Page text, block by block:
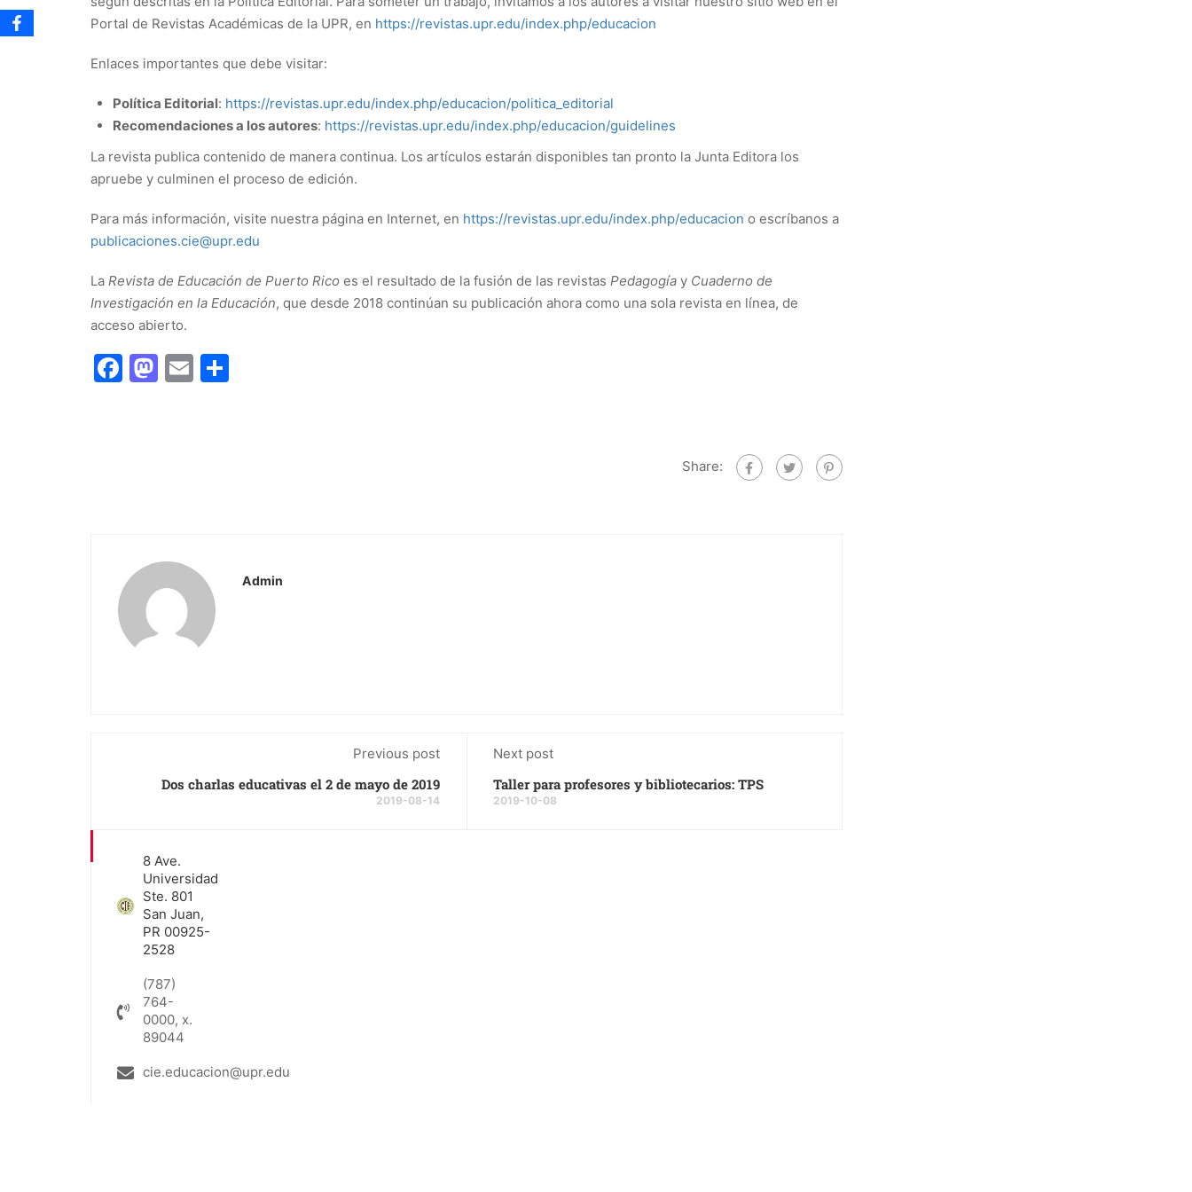
Portal de Revistas Académicas de la UPR, en https://revistas.upr.edu/index.php/educacion
Enlaces importantes que debe visitar:
Política Editorial: https://revistas.upr.edu/index.php/educacion/politica_editorial
Recomendaciones a los autores: https://revistas.upr.edu/index.php/educacion/guidelines
La revista publica contenido de manera continua. Los artículos estarán disponibles tan pronto la Junta Editora los
apruebe y culminen el proceso de edición.
Para más información, visite nuestra página en Internet, en https://revistas.upr.edu/index.php/educacion o escríbanos a
publicaciones.cie@upr.edu
La Revista de Educación de Puerto Rico es el resultado de la fusión de las revistas Pedagogía y Cuaderno de
Investigación en la Educación, que desde 2018 continúan su publicación ahora como una sola revista en línea, de
acceso abierto.
Facebook
Mastodon
Email
Share:
Admin
Previous post
Dos charlas educativas el 2 de mayo de 2019
2019-08-14
Next post
Taller para profesores y bibliotecarios: TPS
2019-10-08
8 Ave.
Universidad
Ste. 801
San Juan,
PR 00925-
2528
(787)
764-
0000, x.
89044
cie.educacion@upr.edu